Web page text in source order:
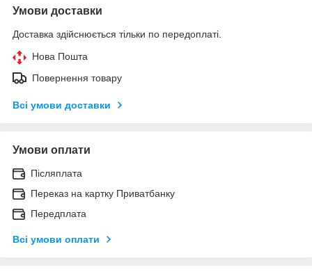
Умови доставки
Доставка здійснюється тільки по передоплаті.
Нова Пошта
Повернення товару
Всі умови доставки
Умови оплати
Післяплата
Переказ на картку Приватбанку
Передплата
Всі умови оплати